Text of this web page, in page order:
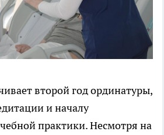
второй год ординатуры,
и началу
практики. Несмотря на